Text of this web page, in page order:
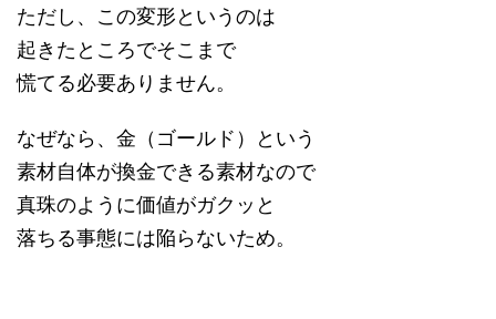
ただし、この変形というのは
起きたところでそこまで
慌てる必要ありません。
なぜなら、金（ゴールド）という
素材自体が換金できる素材なので
真珠のように価値がガクッと
落ちる事態には陥らないため。